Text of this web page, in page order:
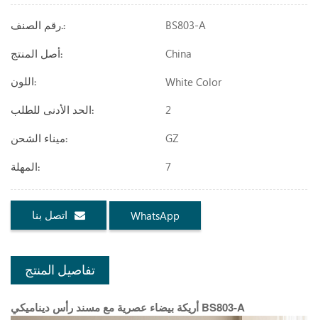
رقم الصنف.: BS803-A
أصل المنتج: China
اللون: White Color
الحد الأدنى للطلب: 2
ميناء الشحن: GZ
المهلة: 7
اتصل بنا WhatsApp
تفاصيل المنتج
أريكة بيضاء عصرية مع مسند رأس ديناميكي BS803-A